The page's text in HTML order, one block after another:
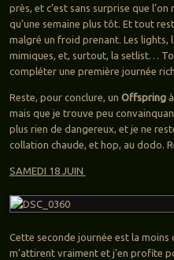
près, et c’est sans surprise que
qu’une semaine plus tôt. Et tout
malgré un froid prenant. Les lights,
mimiques, et, surtout, la setlist…
compléter une première journée
Reste, pour conclure, un Offspringà
mais que je trouve peu
plus rien de dangereux, et je ne
collation chaude, et hop, au dodo.
SAMEDI 18 JUIN
Cette seconde journée est la moins
m’attirent vraiment et j’en profite